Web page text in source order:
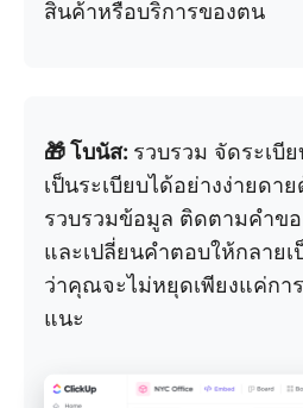
สินค้าหรือบริการของตน
🎁 โบนัส: รวบรวม จัดระเบี
เป็นระเบียบได้อย่างง่ายดาย
รวบรวมข้อมูล ติดตามคำข
และเปลี่ยนคำตอบให้กลายเ
ว่าคุณจะไม่หยุดเพียงแค่กา
แนะ